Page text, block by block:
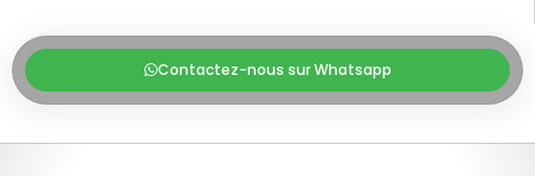
Contactez-nous sur Whatsapp